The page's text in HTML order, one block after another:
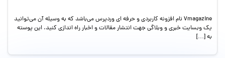
Vmagazine نام افزونه کاربردی و حرفه ای وردپرس می‌باشد که به وسیله آن می‌توانید
یک وبسایت خبری و وبلاگی جهت انتشار مقالات و اخبار راه اندازی کنید. این پوسته
به […]